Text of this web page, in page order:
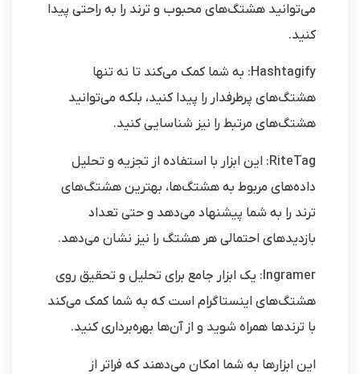
می‌توانید هشتگ‌های محبوب و ترند را به راحتی پیدا
کنید.
Hashtagify: به شما کمک می‌کند تا نه تنها
هشتگ‌های پرطرفدار را پیدا کنید، بلکه می‌توانید
هشتگ‌های مرتبط را نیز شناسایی کنید.
RiteTag: این ابزار با استفاده از تجزیه و تحلیل
داده‌های مربوط به هشتگ‌ها، بهترین هشتگ‌های
ترند را به شما پیشنهاد می‌دهد و حتی تعداد
بازدیدهای احتمالی هر هشتگ را نیز نشان می‌دهد.
Ingramer: یک ابزار جامع برای تحلیل و تحقیق روی
هشتگ‌های اینستاگرام است که به شما کمک می‌کند
با ترندها همراه شوید و از آن‌ها بهره‌برداری کنید.
این ابزارها به شما امکان می‌دهند که فراتر از